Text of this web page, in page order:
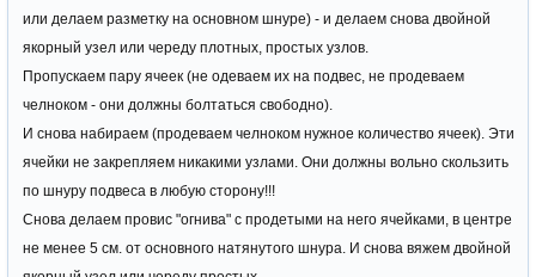
или делаем разметку на основном шнуре) - и делаем снова двойной
якорный узел или череду плотных, простых узлов.
Пропускаем пару ячеек (не одеваем их на подвес, не продеваем
челноком - они должны болтаться свободно).
И снова набираем (продеваем челноком нужное количество ячеек). Эти
ячейки не закрепляем никакими узлами. Они должны вольно скользить
по шнуру подвеса в любую сторону!!!
Снова делаем провис "огнива" с продетыми на него ячейками, в центре
не менее 5 см. от основного натянутого шнура. И снова вяжем двойной